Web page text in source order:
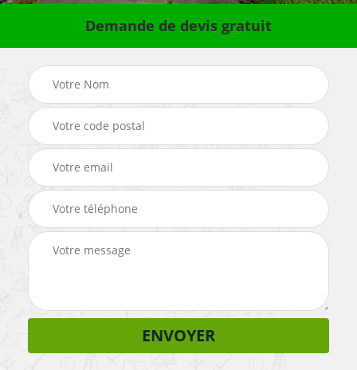
Demande de devis gratuit